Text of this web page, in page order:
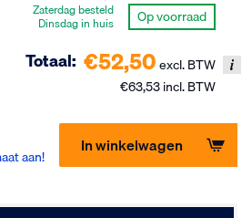
Op voorraad
Zaterdag besteld
Dinsdag in huis
Totaal: €52,50excl. BTW
€63,53 incl. BTW
In winkelwagen
aan!